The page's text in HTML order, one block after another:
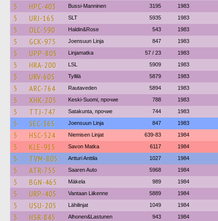
5 HPC-403 Bussi-Manninen 3195 1983
5 URJ-165 SLT 5935 1983
5 OLC-590 Haldin&Rose 543 1983
5 GCK-975 Joensuun Linja 847 1983
5 UPP-805 Linjamatka 57 / 23 1983
5 HRA-200 LSL 5909 1983
5 URV-605 Tyllilä 5879 1983
5 ARC-764 Rautaveden 5894 1983
5 XHK-205 Keski-Suomi, прочие 788 1983
5 TTJ-747 Satakunta, прочие 744 1983
5 SEC-365 Joensuun Linja 847 1983
5 HSC-524 Niemisen Linjat 639-83 1984
5 KLE-915 Savon Matka 6117 1984
5 TVM-805 Artturi Anttila 1027 1984
5 ATR-755 Saaren Auto 5968 1984
5 BGN-465 Mäkela 989 1984
5 URP-405 Vantaan Liikenne 5889 1984
5 USU-205 Lähilinjat 1049 1984
5 HSR-845 Alhonen&Lastunen 943 1984